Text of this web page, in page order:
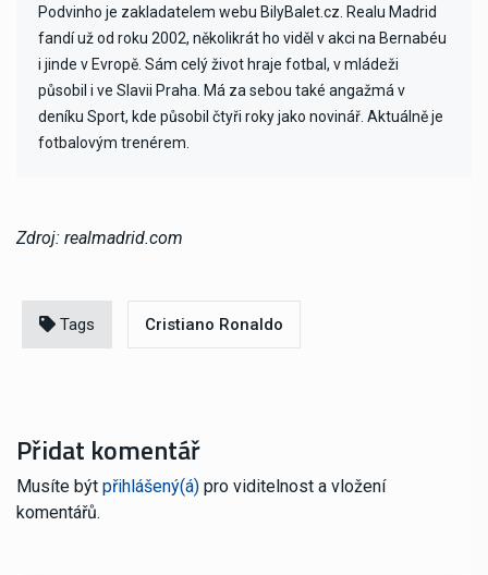
Podvinho je zakladatelem webu BilyBalet.cz. Realu Madrid
fandí už od roku 2002, několikrát ho viděl v akci na Bernabéu
i jinde v Evropě. Sám celý život hraje fotbal, v mládeži
působil i ve Slavii Praha. Má za sebou také angažmá v
deníku Sport, kde působil čtyři roky jako novinář. Aktuálně je
fotbalovým trenérem.
Zdroj: realmadrid.com
Tags Cristiano Ronaldo
Přidat komentář
Musíte být přihlášený(á) pro viditelnost a vložení
komentářů.